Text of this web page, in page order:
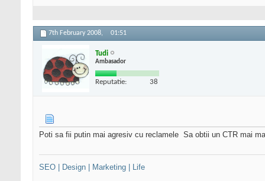
7th February 2008, 01:51
Tudi
Ambasador
Reputatie: 38
Poti sa fii putin mai agresiv cu reclamele Sa obtii un CTR mai
SEO | Design | Marketing | Life